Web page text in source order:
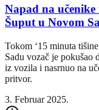
Napad na učenike
Šuput u Novom
Tokom ‘15 minuta
Sadu vozač je pokušao
iz vozila i nasrnuo na
pritvor.
3. Februar 2025.